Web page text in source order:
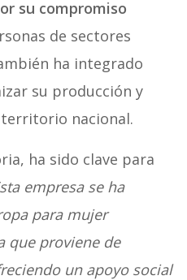
su compromiso
de sectores
ha integrado
su producción y
nacional.
ha sido clave para
empresa se ha
para mujer
que proviene de
un apoyo social